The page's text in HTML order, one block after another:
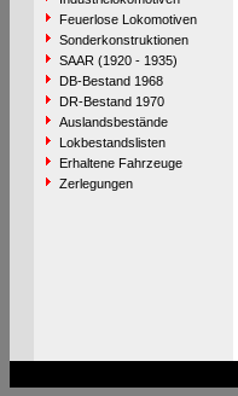
Feuerlose Lokomotiven
Sonderkonstruktionen
SAAR (1920 - 1935)
DB-Bestand 1968
DR-Bestand 1970
Auslandsbestände
Lokbestandslisten
Erhaltene Fahrzeuge
Zerlegungen